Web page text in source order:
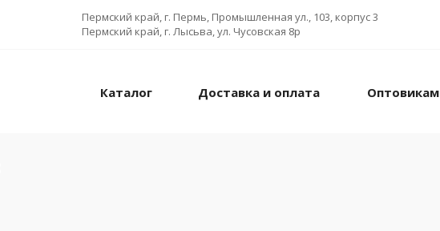
Пермский край, г. Пермь, Промышленная ул., 103, корпус 3
Пермский край, г. Лысьва, ул. Чусовская 8р
Каталог Доставка и оплата Оптовикам